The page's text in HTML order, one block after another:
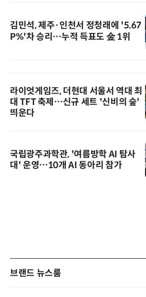
김민석, 제주·인천서 정청래에 '5.67
P%'차 승리…누적 득표도 金 1위
라이엇게임즈, 더현대 서울서 역대 최
대 TFT 축제…신규 세트 '신비의 숲'
띄운다
국립광주과학관, '여름방학 AI 탐사
대' 운영…10개 AI 동아리 참가
브랜드 뉴스룸